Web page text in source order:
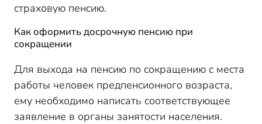
страховую пенсию.
Как оформить досрочную пенсию при
сокращении
Для выхода на пенсию по сокращению с места
работы человек предпенсионного возраста,
ему необходимо написать соответствующее
заявление в органы занятости населения.